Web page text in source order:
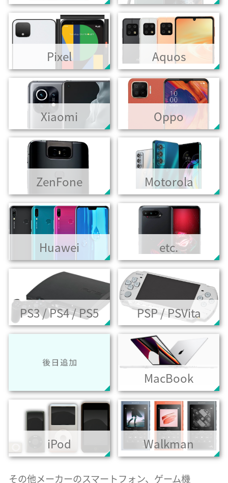
Pixel Aquos
Xiaomi Oppo
ZenFone Motorola
Huawei etc.
PS3 / PS4 / PS5 PSP / PSVita
MacBook
iPod Walkman
その他メーカーのスマートフォン、ゲーム機